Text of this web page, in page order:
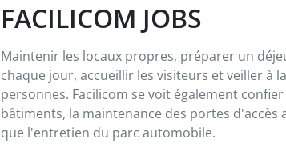
FACILICOM JOBS
Maintenir les locaux propres, préparer un
chaque jour, accueillir les visiteurs et veiller à
personnes. Facilicom se voit également
bâtiments, la maintenance des portes
que l'entretien du parc automobile.